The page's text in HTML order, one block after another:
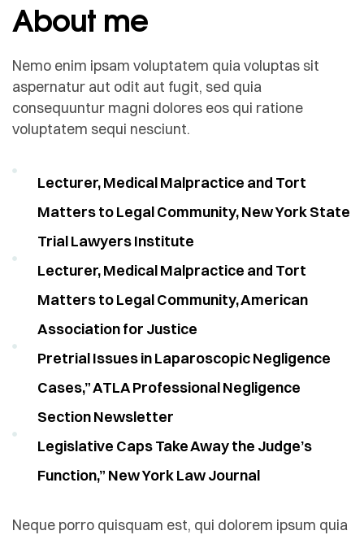
About me
Nemo enim ipsam voluptatem quia voluptas sit
aspernatur aut odit aut fugit, sed quia
consequuntur magni dolores eos qui ratione
voluptatem sequi nesciunt.
Lecturer, Medical Malpractice and Tort
Matters to Legal Community, New York State
Trial Lawyers Institute
Lecturer, Medical Malpractice and Tort
Matters to Legal Community, American
Association for Justice
Pretrial Issues in Laparoscopic Negligence
Cases,” ATLA Professional Negligence
Section Newsletter
Legislative Caps Take Away the Judge’s
Function,” New York Law Journal
Neque porro quisquam est, qui dolorem ipsum quia